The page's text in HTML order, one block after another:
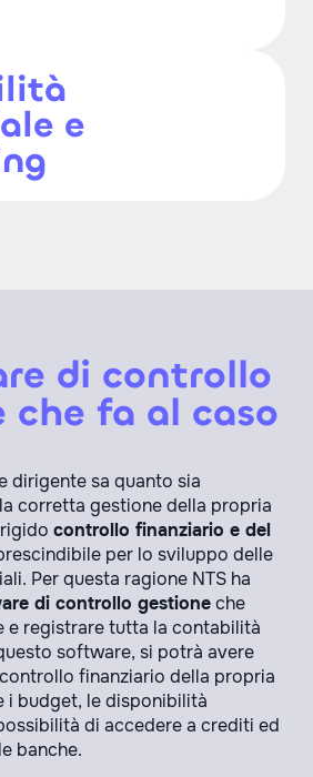
e
di controllo
che fa al caso
dirigente sa quanto sia
corretta gestione della propria
controllo finanziario e del
per lo sviluppo delle
Per questa ragione NTS ha
di controllo gestioneche
e registrare tutta la contabilità
software, si potrà avere
finanziario della propria
i budget, le disponibilità
di accedere a crediti ed
banche.